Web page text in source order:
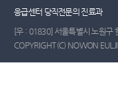
응급센터 당직전문의 진료과
[우 : 01830] 서울특별시 노원구
COPYRIGHT(C) NOWON